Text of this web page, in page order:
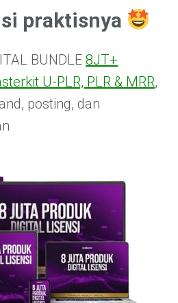
praktisnya
BUNDLE 8JT+
U-PLR, PLR & MRR,
posting, dan